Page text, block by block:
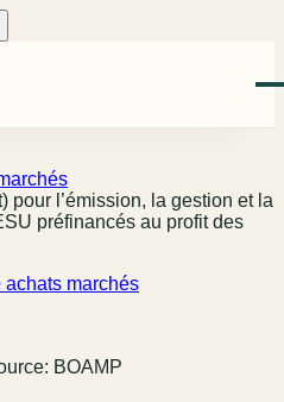
pour l’émission, la gestion et la
préfinancés au profit des
achats marchés
BOAMP